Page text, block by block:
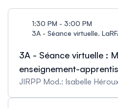
1:30 PM - 3:00 PM
3A - Séance virtuelle.
3A - Séance virtuelle :
enseignement-
JIRPP Mod.: Isabelle